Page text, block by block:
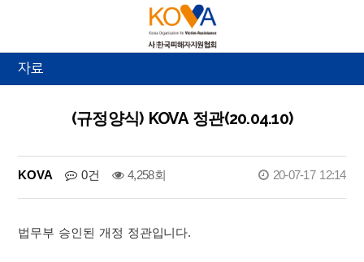
자료
(규정양식) KOVA 정관(20.04.10)
KOVA 0건 4,258회 20-07-17 12:14
법무부 승인된 개정 정관입니다.